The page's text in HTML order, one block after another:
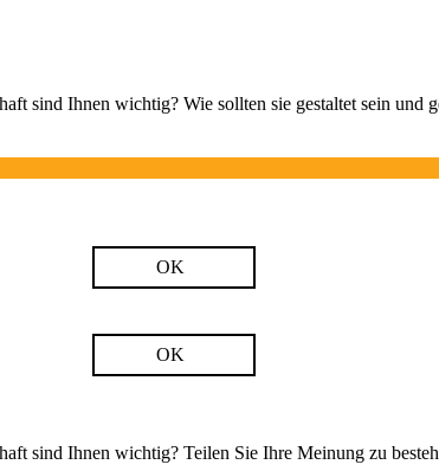
sind Ihnen wichtig? Wie sollten sie gestaltet sein und
OK
OK
sind Ihnen wichtig? Teilen Sie Ihre Meinung zu